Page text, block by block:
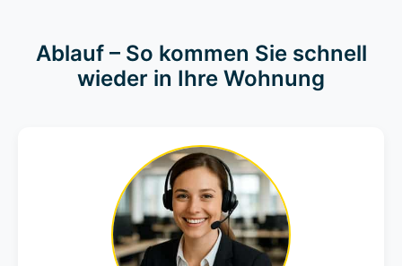
Ablauf – So kommen Sie schnell
wieder in Ihre Wohnung